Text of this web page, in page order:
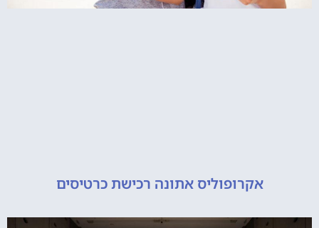
אקרופוליס אתונה רכישת כרטיסים